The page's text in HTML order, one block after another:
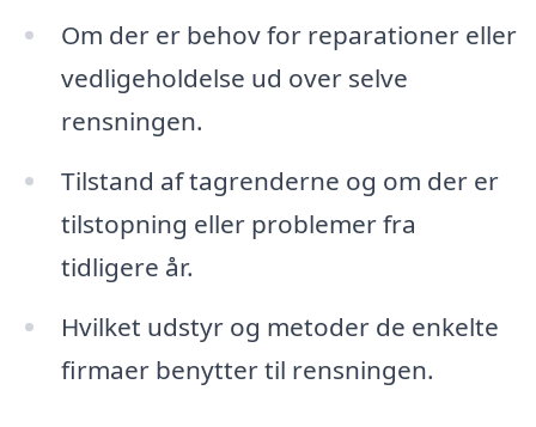
Om der er behov for reparationer eller
vedligeholdelse ud over selve
rensningen.
Tilstand af tagrenderne og om der er
tilstopning eller problemer fra
tidligere år.
Hvilket udstyr og metoder de enkelte
firmaer benytter til rensningen.